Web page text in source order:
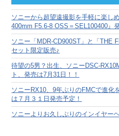
ブ
ソニーから超望遠撮影を手軽に楽し
400mm F5.6-8 OSS＝SEL100400』
ソニー「MDR-CD900ST」と「THE
セット限定販売♪
待望の5男？出生、ソニーDSC-
ト、発売は7月31日！！
ソニーRX10、9年ぶりのFMCで進化
は７月３１日発売予定！
ソニーよりお久しぶりのインイヤー